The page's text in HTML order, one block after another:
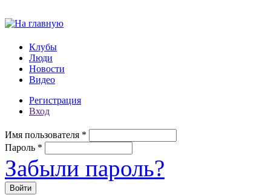
Клубы
Люди
Новости
Видео
Регистрация
Вход
Имя пользователя *
Пароль *
Забыли пароль?